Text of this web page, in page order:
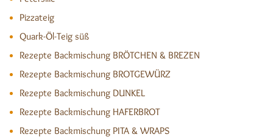
Pizzateig
Quark-Öl-Teig süß
Rezepte Backmischung BRÖTCHEN & BREZEN
Rezepte Backmischung BROTGEWÜRZ
Rezepte Backmischung DUNKEL
Rezepte Backmischung HAFERBROT
Rezepte Backmischung PITA & WRAPS